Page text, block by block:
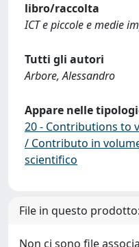
libro/raccolta
ICT e piccole e medie
Tutti gli autori
Arbore, Alessandro
Appare nelle
20 - Contributions to
/ Contributo in
scientifico
File in questo prodotto:
Non ci sono file